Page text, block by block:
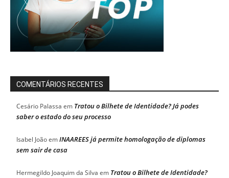
COMENTÁRIOS RECENTES
Cesário Palassa em Tratou o Bilhete de Identidade? Já podes
saber o estado do seu processo
Isabel JoãoemINAAREES já permite homologação de diplomas
sem sair de casa
Hermegildo Joaquim da Silva em Tratou o Bilhete de Identidade?